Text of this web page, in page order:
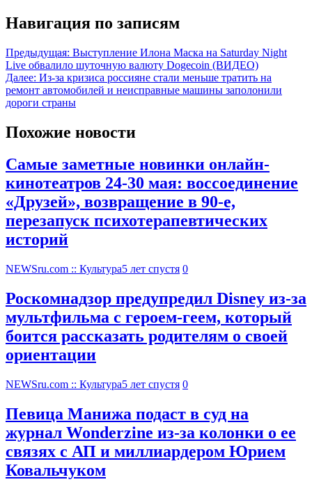
Навигация по записям
Предыдущая: Выступление Илона Маска на Saturday Night
Live обвалило шуточную валюту Dogecoin (ВИДЕО)
Далее: Из-за кризиса россияне стали меньше тратить на
ремонт автомобилей и неисправные машины заполонили
дороги страны
Похожие новости
Самые заметные новинки онлайн-
кинотеатров 24-30 мая: воссоединение
«Друзей», возвращение в 90-е,
перезапуск психотерапевтических
историй
NEWSru.com :: Культура5 лет спустя 0
Роскомнадзор предупредил Disney из-за
мультфильма c героем-геем, который
боится рассказать родителям о своей
ориентации
NEWSru.com :: Культура5 лет спустя 0
Певица Манижа подаст в суд на
журнал Wonderzine из-за колонки о ее
связях с АП и миллиардером Юрием
Ковальчуком